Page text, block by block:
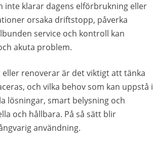
inte klarar dagens elförbrukning eller
orsaka driftstopp, påverka
service och kontroll kan
akuta problem.
renoverar är det viktigt att tänka
och vilka behov som kan uppstå i
lösningar, smart belysning och
och hållbara. På så sätt blir
användning.